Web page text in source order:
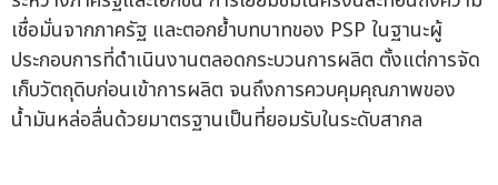
เชื่อมั่นจากภาครัฐ และตอกย้ำบทบาทของ PSP ในฐานะผู้
ประกอบการที่ดำเนินงานตลอดกระบวนการผลิต ตั้งแต่การจัด
เก็บวัตถุดิบก่อนเข้าการผลิต จนถึงการควบคุมคุณภาพของ
น้ำมันหล่อลื่นด้วยมาตรฐานเป็นที่ยอมรับในระดับสากล